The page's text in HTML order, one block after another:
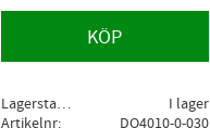
KÖP
Lagerstatus
I lager
Artikelnr
DO4010-0-030